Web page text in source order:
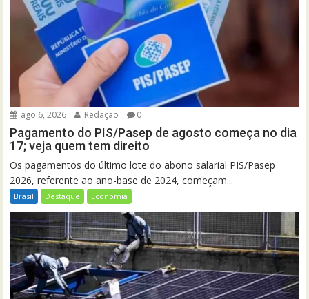
ago 6, 2026 Redação 0
Pagamento do PIS/Pasep de agosto começa no dia
17; veja quem tem direito
Os pagamentos do último lote do abono salarial PIS/Pasep
2026, referente ao ano-base de 2024, começam...
Brasil Destaque Economia